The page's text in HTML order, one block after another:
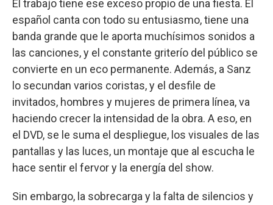
El trabajo tiene ese exceso propio de una fiesta. El
español canta con todo su entusiasmo, tiene una
banda grande que le aporta muchísimos sonidos a
las canciones, y el constante griterío del público se
convierte en un eco permanente. Además, a Sanz
lo secundan varios coristas, y el desfile de
invitados, hombres y mujeres de primera línea, va
haciendo crecer la intensidad de la obra. A eso, en
el DVD, se le suma el despliegue, los visuales de las
pantallas y las luces, un montaje que al escucha le
hace sentir el fervor y la energía del show.
Sin embargo, la sobrecarga y la falta de silencios y